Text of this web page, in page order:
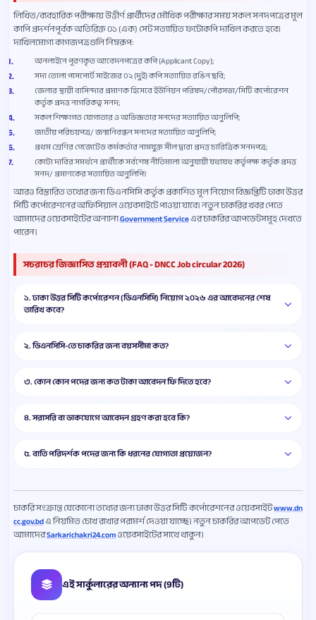
লিখিত/ব্যবহারিক পরীক্ষায় উত্তীর্ণ প্রার্থীদের মৌখিক পরীক্ষার সময় সকল সনদপত্রের মূল
কাপি প্রদর্শনপূর্বক অতিরিক্ত ০১ (এক) সেট সত্যায়িত ফটোকপি দাখিল করতে হবে।
দাখিলমোগ্য কাগজপত্রগুলি নিম্নরূপ:
অনলাইনে পূরণকৃত আবেদনপত্রের কপি (Applicant Copy);
সদ্য তোলা পাসপোর্ট সাইজের ০২ (দুই) কপি সত্যায়িত রঙিন ছবি;
জেলার স্থায়ী বাসিন্দার প্রমাণক হিসেবে ইউনিয়ন পরিষদ/পৌরসভা/সিটি কর্পোরেশন
কর্তৃক প্রদত্ত নাগরিকত্ব সনদ;
সকল শিক্ষাগত যোগ্যতার ও অভিজ্ঞতার সনদের সত্যায়িত অনুলিপি;
জাতীয় পরিচয়পত্র/ জন্মনিবন্ধন সনদের সত্যায়িত অনুলিপি;
প্রথম শ্রেণির গেজেটেড কর্মকর্তার নামযুক্ত সীল দ্বারা প্রদত্ত চারিত্রিক সনদপত্র;
কোটা দাবির সমর্থনে প্রার্থীকে সর্বশেষ নীতিমালা অনুযায়ী যথাযথ কর্তৃপক্ষ কর্তৃক প্রদত্ত
সনদ/ প্রমাণকের সত্যায়িত অনুলিপি।
আরও বিস্তারিত তথ্যের জন্য ডিএনসিসি কর্তৃক প্রকাশিত মূল নিয়োগ বিজ্ঞপ্তিটি ঢাকা উত্তর
সিটি কর্পোরেশনের অফিসিয়াল ওয়েবসাইটে পাওয়া যাবে। নতুন চাকরির খবর পেতে
আমাদের ওয়েবসাইটের অন্যান্যGovernment Serviceএর চাকরির আপডেটসমূহ দেখতে
পারেন।
সচরাচর জিজ্ঞাসিত প্রশ্নাবলী (FAQ - DNCC Job circular 2026)
১. ঢাকা উত্তর সিটি কর্পোরেশন (ডিএনসিসি) নিয়োগ ২০২৬ এর আবেদনের শেষ
তারিখ কবে?
২. ডিএনসিসি-তে চাকরির জন্য বয়সসীমা কত?
৩. কোন কোন পদের জন্য কত টাকা আবেদন ফি দিতে হবে?
৪. সরাসরি বা ডাকযোগে আবেদন গ্রহণ করা হবে কি?
৫. বাতি পরিদর্শক পদের জন্য কি ধরনের যোগ্যতা প্রয়োজন?
চাকরি সংক্রান্ত যেকোনো তথ্যের জন্য ঢাকা উত্তর সিটি কর্পোরেশনের ওয়েবসাইটwww.dn
cc.gov.bdএ নিয়মিত চোখ রাখার পরামর্শ দেওয়া যাচ্ছে। নতুন চাকরির আপডেট পেতে
আমাদেরSarkarichakri24.comওয়েবসাইটের সাথে থাকুন।
এই সার্কুলারের অন্যান্য পদ (9টি)